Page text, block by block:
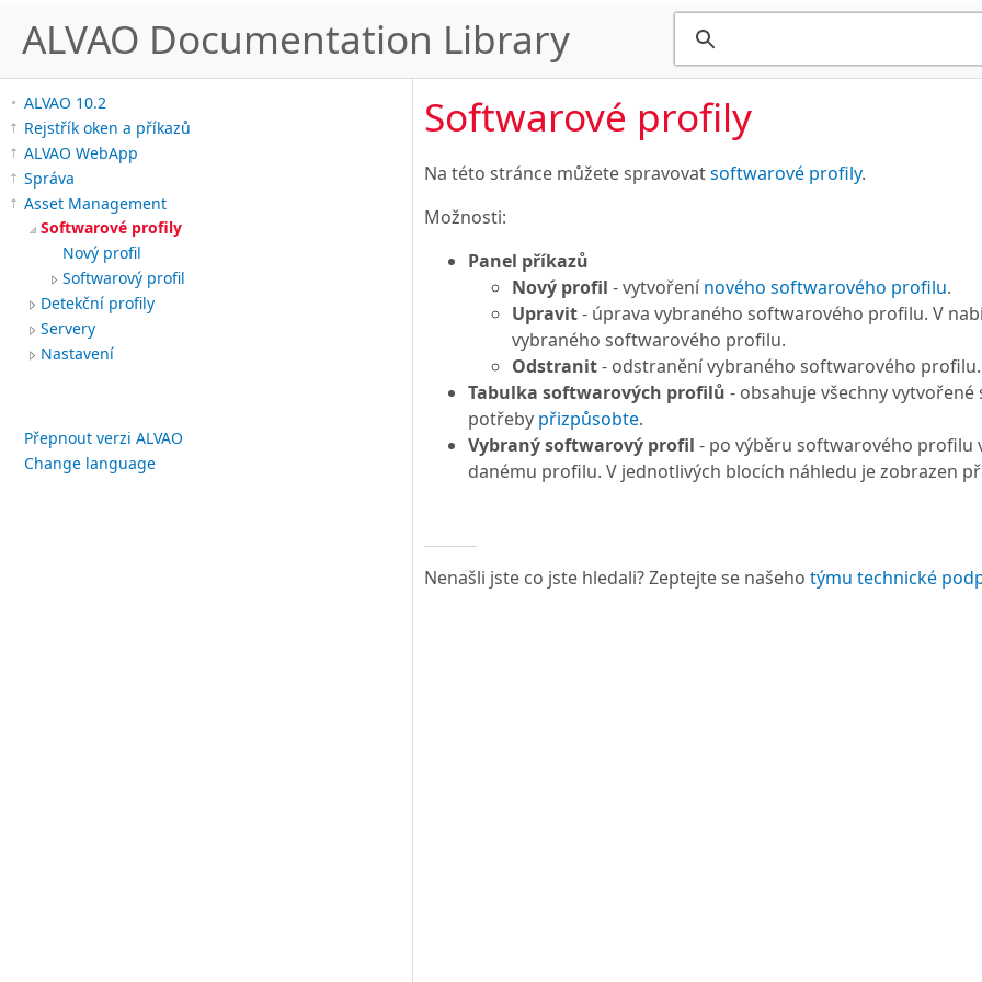
ALVAO Documentation Library
ALVAO 10.2
Rejstřík oken a příkazů
ALVAO WebApp
Správa
Asset Management
Softwarové profily
Nový profil
Softwarový profil
Detekční profily
Servery
Nastavení
Přepnout verzi ALVAO
Change language
Softwarové profily
Na této stránce můžete spravovatsoftwarové profily.
Možnosti:
Panel příkazů
Nový profil - vytvoření nového softwarového profilu.
Upravit- úprava vybraného softwarového profilu. V
vybraného softwarového profilu.
Odstranit- odstranění vybraného softwarového profilu.
Tabulka softwarových profilů - obsahuje všechny
potřeby přizpůsobte.
Vybraný softwarový profil - po výběru softwarového profilu
danému profilu. V jednotlivých blocích náhledu je zobrazen
Nenašli jste co jste hledali? Zeptejte se našeho týmu technické